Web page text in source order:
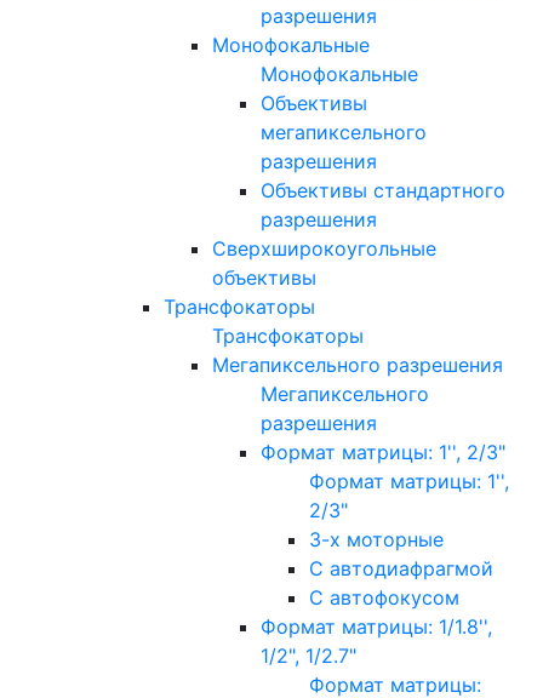
разрешения
Монофокальные
Монофокальные
Объективы
мегапиксельного
разрешения
Объективы стандартного
разрешения
Сверхширокоугольные
объективы
Трансфокаторы
Трансфокаторы
Мегапиксельного разрешения
Мегапиксельного
разрешения
Формат матрицы: 1'', 2/3"
Формат матрицы: 1'',
2/3"
3-х моторные
С автодиафрагмой
С автофокусом
Формат матрицы: 1/1.8'',
1/2", 1/2.7"
Формат матрицы: